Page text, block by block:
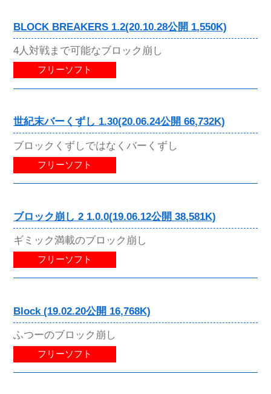
BLOCK BREAKERS 1.2(20.10.28公開 1,550K)
4人対戦まで可能なブロック崩し
フリーソフト
世紀末バーくずし 1.30(20.06.24公開 66,732K)
ブロックくずしではなくバーくずし
フリーソフト
ブロック崩し 2 1.0.0(19.06.12公開 38,581K)
ギミック満載のブロック崩し
フリーソフト
Block (19.02.20公開 16,768K)
ふつーのブロック崩し
フリーソフト